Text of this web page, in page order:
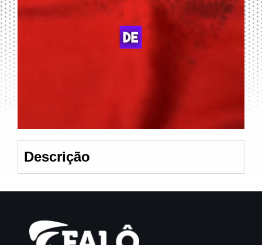
Descrição